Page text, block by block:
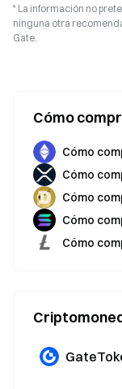
* La información no
ninguna otra
Gate.
Cómo
Cómo
Cómo
Cómo
Cómo
Cómo